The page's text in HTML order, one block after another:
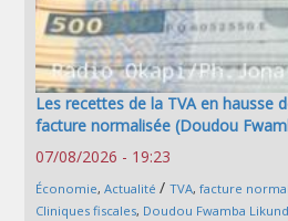
Les recettes de la TVA en hausse
facture normalisée (Doudou
07/08/2026 - 19:23
Économie, Actualité / TVA, facture
Cliniques fiscales, Doudou Fwamba